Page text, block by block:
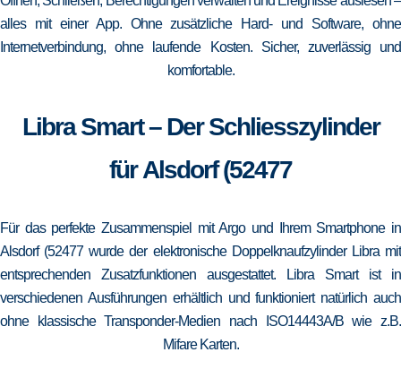
alles mit einer App. Ohne zusätzliche Hard- und Software, ohne
Internetverbindung, ohne laufende Kosten. Sicher, zuverlässig und
komfortable.
Libra Smart – Der Schliesszylinder
für Alsdorf (52477
Für das perfekte Zusammenspiel mit Argo und Ihrem Smartphone in
Alsdorf (52477 wurde der elektronische Doppelknaufzylinder Libra mit
entsprechenden Zusatzfunktionen ausgestattet. Libra Smart ist in
verschiedenen Ausführungen erhältlich und funktioniert natürlich auch
ohne klassische Transponder-Medien nach ISO14443A/B wie z.B.
Mifare Karten.